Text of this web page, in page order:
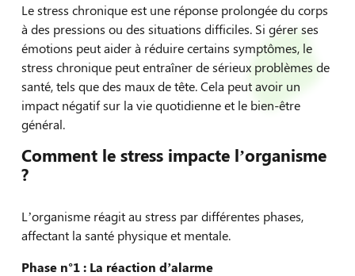
Le stress chronique est une réponse prolongée du corps
à des pressions ou des situations difficiles. Si gérer ses
émotions peut aider à réduire certains symptômes, le
stress chronique peut entraîner de sérieux problèmes de
santé, tels que des maux de tête. Cela peut avoir un
impact négatif sur la vie quotidienne et le bien-être
général.
Comment le stress impacte l’organisme
?
L’organisme réagit au stress par différentes phases,
affectant la santé physique et mentale.
Phase n°1 : La réaction d’alarme